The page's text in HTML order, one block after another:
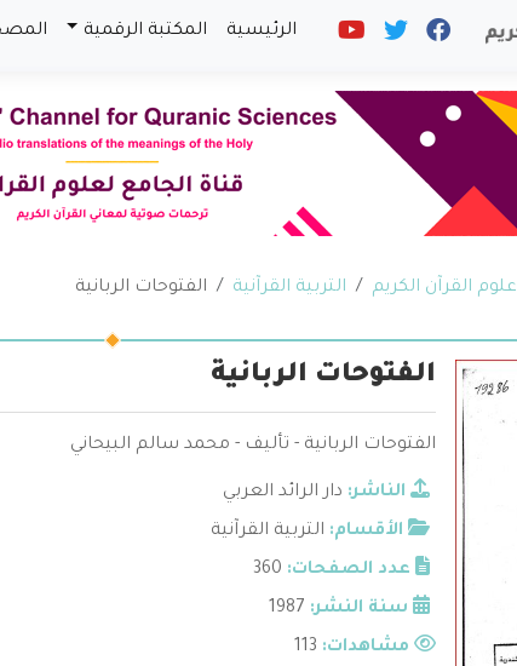
الرئيسية المكتبة الرقمية
علوم القرآن الكريم التربية القرآنية الفتوحات الربانية
الفتوحات الربانية
الفتوحات الربانية - تأليف - محمد سالم البيحاني
الناشر: دار الرائد العربي
الأقسام: التربية القرآنية
عدد الصفحات: 360
سنة النشر: 1987
مشاهدات: